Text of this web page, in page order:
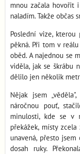
mnou začala hovořit
naladím. Takže občas
Poslední vize, kterou
pěkná. Při tom v
oběd. A najednou se
viděla, jak se škrábu
dělilo jen několik
Nějak jsem
náročnou pouť,
minulosti, kde se v
překážek, místy
unavená, přesto
dosah ruky.